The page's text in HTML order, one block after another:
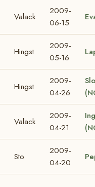
Valack
2009-
06-15
Hingst
2009-
05-16
Hingst
2009-
04-26
Valack
2009-
04-21
Sto
2009-
04-20